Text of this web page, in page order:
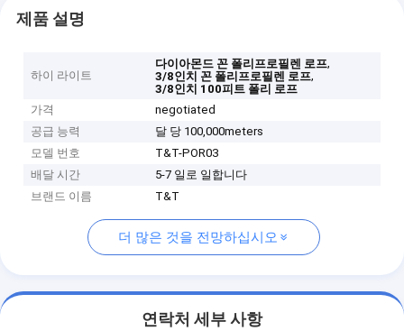
제품 설명
하이 라이트
다이아몬드 꼰 폴리프로필렌 로프,
3/8인치 꼰 폴리프로필렌 로프,
3/8인치 100피트 폴리 로프
가격
negotiated
공급 능력
달 당 100,000meters
모델 번호
T&T-POR03
배달 시간
5-7 일로 일합니다
브랜드 이름
T&T
더 많은 것을 전망하십시오
연락처 세부 사항